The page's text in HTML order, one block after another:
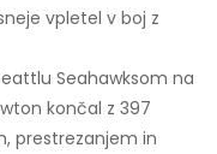
vpletel v boj z
Seahawksom na
končal z 397
prestrezanjem in